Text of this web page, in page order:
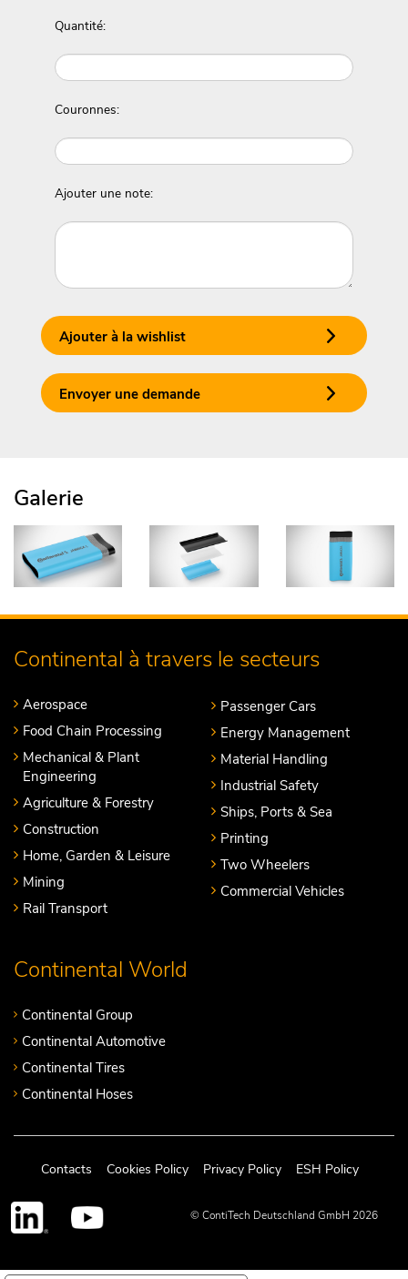
Quantité:
Couronnes:
Ajouter une note:
Ajouter à la wishlist
Envoyer une demande
Galerie
Continental à travers le secteurs
Aerospace
Food Chain Processing
Mechanical & Plant
Engineering
Agriculture & Forestry
Construction
Home, Garden & Leisure
Mining
Rail Transport
Passenger Cars
Energy Management
Material Handling
Industrial Safety
Ships, Ports & Sea
Printing
Two Wheelers
Commercial Vehicles
Continental World
Continental Group
Continental Automotive
Continental Tires
Continental Hoses
Contacts Cookies Policy Privacy Policy ESH Policy
© ContiTech Deutschland GmbH 2026